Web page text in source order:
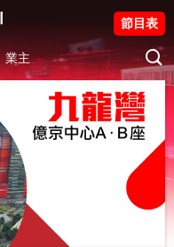
業主
節目表